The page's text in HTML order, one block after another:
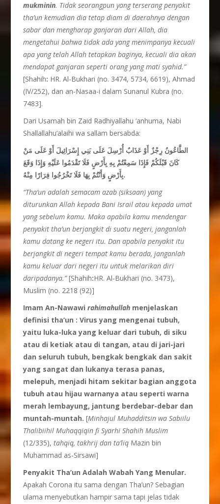
mukminin. Tidak seorangpun yang terserang penyakit
tha’un kemudian dia tetap diam di daerahnya dengan
sabar dan mengharap ganjaran dari Allah, dia
mengetahui bahwa tidak ada yang menimpanya kecuali
apa yang telah Allah tetapkan baginya, kecuali dia akan
mendapat ganjaran seperti orang yang mati syahid.”
[Shahih: HR. Al-Bukhari (no. 3474, 5734, 6619), Ahmad
(IV/252), dan an-Nasaa-i dalam Sunanul Kubra (no.
7483].
Dari Usamah bin Zaid Radhiyallahu ‘anhuma, Nabi
Shallallahu’alaihi wa sallam bersabda:
الطَّاعُونُ رِجْزٌ أَوْ عَذَابٌ أُرْسِلَ عَلَى بَنِي إِسْرَائِيلَ أَوْ عَلَى مَنْ
كَانَ قَبْلَكُمْ فَإِذَا سَمِعْتُمْ بِهِ بِأَرْضٍ فَلَا تَقْدَمُوا عَلَيْهِ وَإِذَا وَقَعَ
بِأَرْضٍ وَأَنْتُمْ بِهَا فَلَا تَخْرُجُوا فِرَارًا مِنْهُ.
“Tha’un adalah semacam azab (siksaan) yang
diturunkan Allah kepada Bani Israil atau kepada umat
yang sebelum kamu. Maka apabila kamu mendengar
penyakit tha’un berjangkit di suatu negeri, janganlah
kamu datang ke negeri itu. Dan apabila penyakit itu
berjangkit di negeri tempat kamu berada, janganlah
kamu keluar dari negeri itu untuk melarikan diri
daripadanya.”[Shahih:HR. Al-Bukhari (no. 3473),
Muslim (no. 2218 (92)]
Imam An-Nawawirahimahullah menjelaskan
definisi tha’un : Virus yang mengenai tubuh,
yaitu luka-luka yang keluar dari tubuh, di siku
atau di ketiak atau di tangan, atau di jari-jari
dan seluruh tubuh, bengkak bengkak dan sakit
yang sangat dan lukanya terasa panas,
melepuh, menjadi hitam sekitar bagian anggota
tubuh atau hijau warnanya atau seperti warna
merah lembayung, jantung berdebar-debar dan
muntah-muntah.[Minhajul Muhadditsin wa Sabiilu
Thalibiihil Muhaqqiqin fi Syarhi Shahih Muslim
(12/335),tahqiq, takhrij dan ta’liq Mazin bin
Muhammad as-Sirsawi]
Penyakit Tha’un Adalah Wabah Yang Menular.
Apakah Corona itu sama dengan Tha’un? Sebagian
ulama menyebutkan hampir sama tapi jelas tidak